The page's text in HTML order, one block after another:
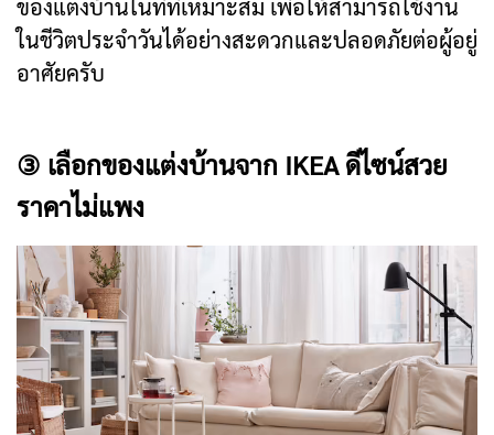
ของแต่งบ้านในที่ที่เหมาะสม เพื่อให้สามารถใช้งาน
ในชีวิตประจำวันได้อย่างสะดวกและปลอดภัยต่อผู้อยู่
อาศัยครับ
③ เลือกของแต่งบ้านจาก IKEA ดีไซน์สวย
ราคาไม่แพง